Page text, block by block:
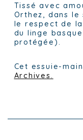
Tissé avec
Orthez, dans le
le respect de
du linge
protégée).
Cet essuie-
Archives.